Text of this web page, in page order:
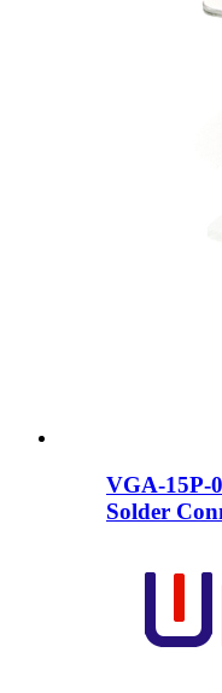
VGA-15P-
Solder